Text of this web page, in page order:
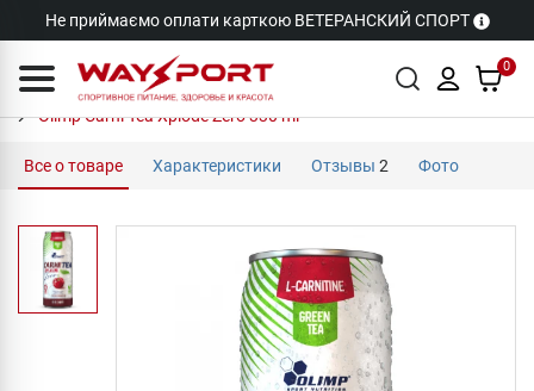
Не приймаємо оплати карткою ВЕТЕРАНСКИЙ СПОРТ
0
Olimp Carni Tea Xplode Zero 330 ml
Все о товаре Характеристики Отзывы 2 Фото